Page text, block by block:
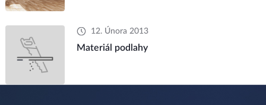
12. Února 2013
Materiál podlahy